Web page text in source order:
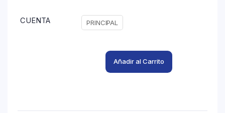
CUENTA PRINCIPAL
Añadir al Carrito